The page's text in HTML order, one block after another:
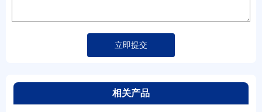
立即提交
相关产品